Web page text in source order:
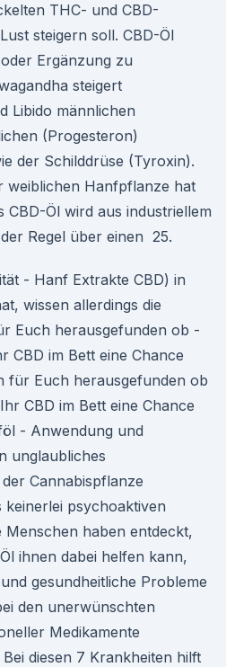
THC- und CBD-
steigern soll. CBD-Öl
Ergänzung zu
steigert
Libido männlichen
(Progesteron)
der Schilddrüse (Tyroxin).
weiblichen Hanfpflanze hat
CBD-Öl wird aus industriellem
Regel über einen 25.
- Hanf Extrakte CBD) in
wissen allerdings die
Euch herausgefunden ob -
CBD im Bett eine Chance
für Euch herausgefunden ob
CBD im Bett eine Chance
- Anwendung und
unglaubliches
Cannabispflanze
psychoaktiven
haben entdeckt,
ihnen dabei helfen kann,
gesundheitliche Probleme
den unerwünschten
Medikamente
diesen 7 Krankheiten hilft